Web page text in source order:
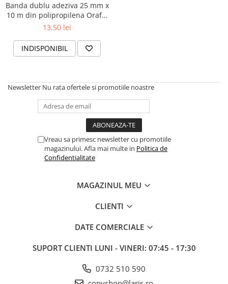
Foarfeci si cuttere
Calculatoare de birou
Ambalare si marcare
Aparate de aplicat preturi
Benzi adezive
Benzi dublu adezive
Comunicare
Aparatura pentru birou
Distrugatoare de documente
Panouri de pluta
Banda dublu adeziva 25 mm x
10 m din polipropilena Orafol
1453
13,50 lei
INDISPONIBIL
Newsletter Nu rata ofertele si promotiile noastre
Vreau sa primesc newsletter cu promotiile
magazinului. Afla mai multe in Politica de
Confidentialitate
MAGAZINUL MEU
CLIENTI
DATE COMERCIALE
SUPORT CLIENTI LUNI - VINERI: 07:45 - 17:30
0732 510 590